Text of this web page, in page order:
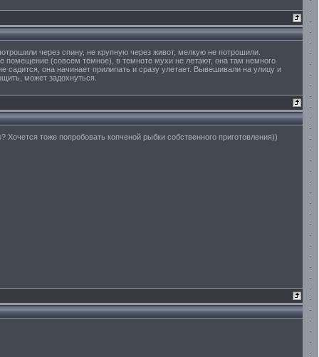
через спину, не крупную через живот, мелкую не потрошили.
помещение (совсем тёмное), в темноте мухи не летают, она там немного
она начинает прилипать и сразу улетает. Вывешивали на улицу и
может задохнуться.
тоже попробовать копченой рыбки собственного приготовления))